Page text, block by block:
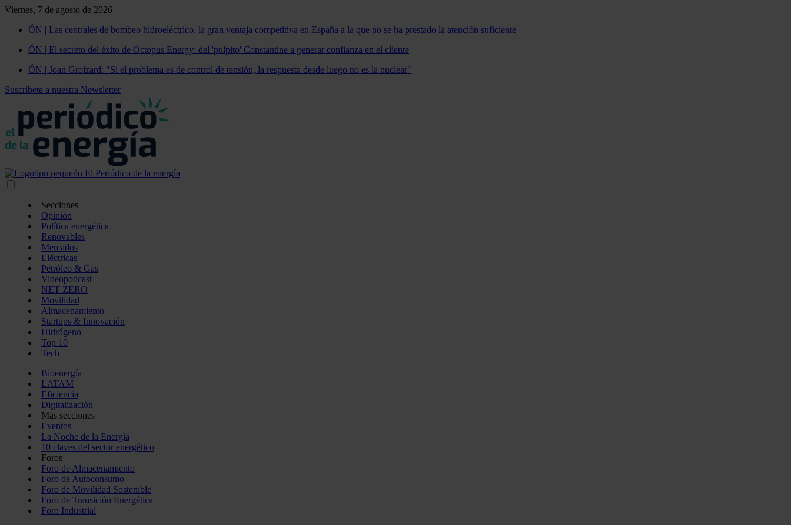
Viernes, 7 de agosto de 2026
ÓN | Las centrales de bombeo hidroeléctrico, la gran ventaja competitiva en España a la que no se ha prestado la atención suficiente
ÓN | El secreto del éxito de Octopus Energy: del 'pulpito' Constantine a generar confianza en el cliente
ÓN | Joan Groizard: "Si el problema es de control de tensión, la respuesta desde luego no es la nuclear"
Suscríbete a nuestra Newsletter
Secciones
Opinión
Política energética
Renovables
Mercados
Eléctricas
Petróleo & Gas
Videopodcast
NET ZERO
Movilidad
Almacenamiento
Startups & Innovación
Hidrógeno
Top 10
Tech
Bioenergía
LATAM
Eficiencia
Digitalización
Más secciones
Eventos
La Noche de la Energía
10 claves del sector energético
Foros
Foro de Almacenamiento
Foro de Autoconsumo
Foro de Movilidad Sostenible
Foro de Transición Energética
Foro Industrial